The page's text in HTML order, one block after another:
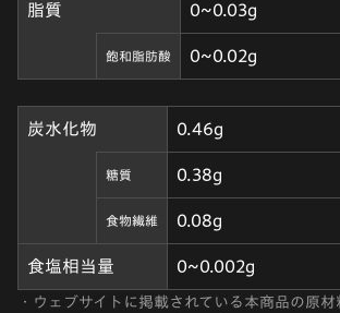
脂質 0~0.03g
飽和脂肪酸 0~0.02g
炭水化物 0.46g
糖質 0.38g
食物繊維 0.08g
食塩相当量 0~0.002g
・ ウェブサイトに掲載されている本商品の原